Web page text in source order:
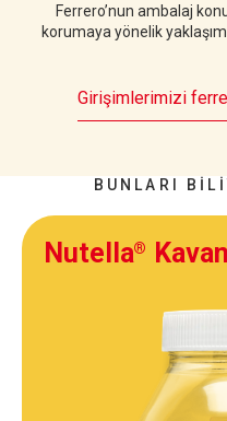
Ferrero’nun ambalaj
korumaya yönelik
Girişimlerimizi
BUNLARI
Nutella®